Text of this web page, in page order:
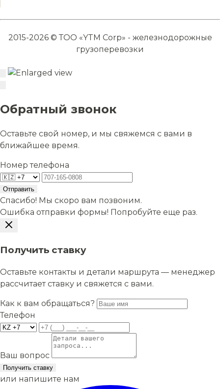
2015-2026 © ТОО «YTM Corp» - железнодорожные
грузоперевозки
Обратный звонок
Оставьте свой номер, и мы свяжемся с вами в
ближайшее время.
Номер телефона
Отправить
Спасибо! Мы скоро вам позвоним.
Ошибка отправки формы! Попробуйте еще раз.
Получить ставку
Оставьте контакты и детали маршрута — менеджер
рассчитает ставку и свяжется с вами.
Как к вам обращаться?
Телефон
Ваш вопрос
Получить ставку
или напишите нам